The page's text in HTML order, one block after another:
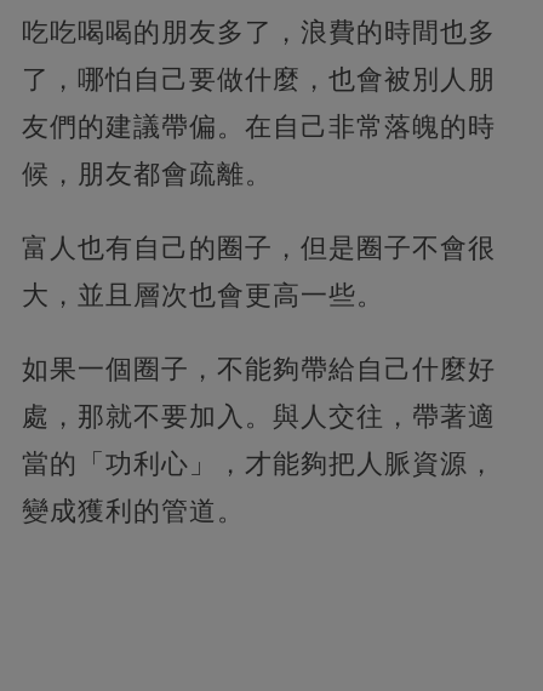
吃吃喝喝的朋友多了，浪費的時間也多
了，哪怕自己要做什麼，也會被別人朋
友們的建議帶偏。在自己非常落魄的時
候，朋友都會疏離。
富人也有自己的圈子，但是圈子不會很
大，並且層次也會更高一些。
如果一個圈子，不能夠帶給自己什麼好
處，那就不要加入。與人交往，帶著適
當的「功利心」，才能夠把人脈資源，
變成獲利的管道。